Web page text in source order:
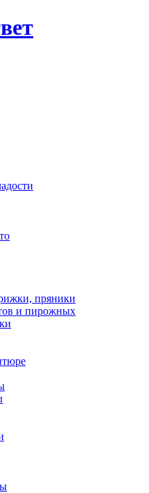
пряники
и пирожных